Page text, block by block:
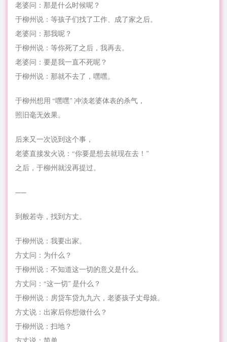
老婆问：那是什么时候呢？
于柳州说：等孩子们找了工作、成了家之后。
老婆问：那我呢？
于柳州说：等你死了之后，我再去。
老婆问：要是我一直不死呢？
于柳州说：那就不去了，嘿嘿。
于柳州想用 “嘿嘿” 冲淡老婆体表的杀气，
照旧毫无效果。
后来又一次说到这个事，
老婆直接发火说：“你要是想去就现在去！”
之后，于柳州就没再提过。
——
到般若寺，找到方丈。
于柳州说：我要出家。
方丈问：为什么？
于柳州说：不知道这一切的意义是什么。
方丈问：“这一切” 是什么？
于柳州说：房贷车贷九九六，老婆孩子丈母娘。
方丈说：出家后你想做什么？
于柳州说：扫地？